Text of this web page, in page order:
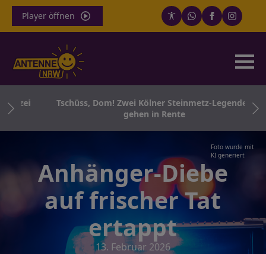
Player öffnen
Tschüss, Dom! Zwei Kölner Steinmetz-Legenden
gehen in Rente
Foto wurde mit
KI generiert
Anhänger-Diebe
auf frischer Tat
ertappt
13. Februar 2026